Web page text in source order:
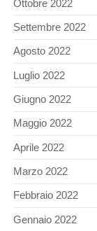
Ottobre 2022
Settembre 2022
Agosto 2022
Luglio 2022
Giugno 2022
Maggio 2022
Aprile 2022
Marzo 2022
Febbraio 2022
Gennaio 2022